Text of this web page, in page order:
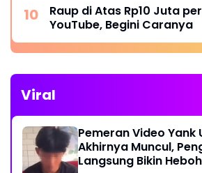
Raup di Atas Rp10 Juta
YouTube, Begini Caranya
Viral
Pemeran Video Yank
Akhirnya Muncul,
Langsung Bikin Heboh